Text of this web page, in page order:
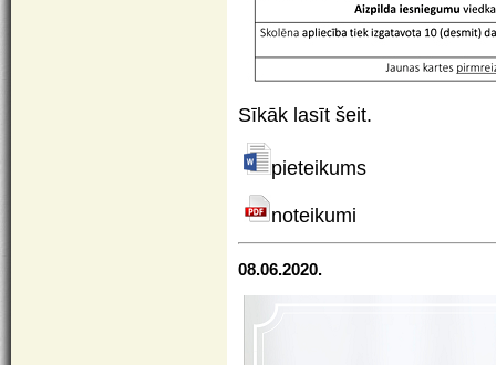
Sīkāk lasīt šeit.
pieteikums
noteikumi
08.06.2020.